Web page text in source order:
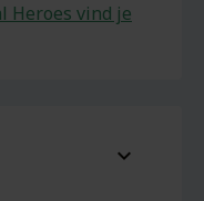
Heroes vind je
expand_more